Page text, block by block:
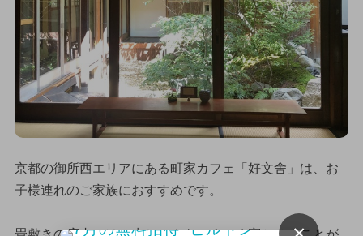
京都の御所西エリアにある町家カフェ「好文舍」は、お
子様連れのご家族におすすめです。